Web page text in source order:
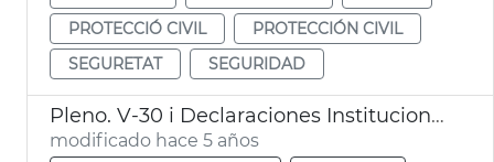
PROTECCIÓ CIVIL
PROTECCIÓN CIVIL
SEGURETAT
SEGURIDAD
Pleno. V-30 i Declaraciones Institucionales
modificado hace 5 años